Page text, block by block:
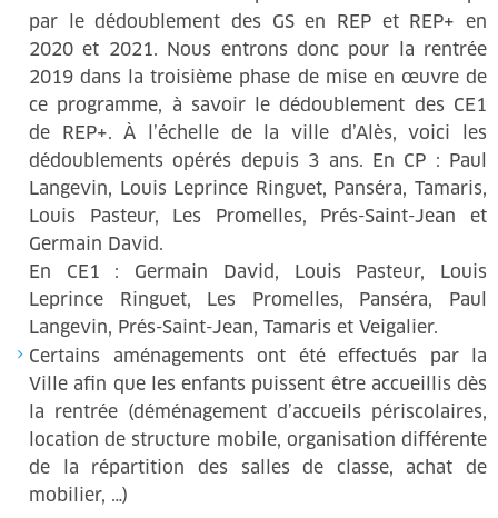
par le dédoublement des GS en REP et REP+ en
2020 et 2021. Nous entrons donc pour la rentrée
2019 dans la troisième phase de mise en œuvre de
ce programme, à savoir le dédoublement des CE1
de REP+. À l’échelle de la ville d’Alès, voici les
dédoublements opérés depuis 3 ans. En CP : Paul
Langevin, Louis Leprince Ringuet, Panséra, Tamaris,
Louis Pasteur, Les Promelles, Prés-Saint-Jean et
Germain David.
En CE1 : Germain David, Louis Pasteur, Louis
Leprince Ringuet, Les Promelles, Panséra, Paul
Langevin, Prés-Saint-Jean, Tamaris et Veigalier.
Certains aménagements ont été effectués par la
Ville afin que les enfants puissent être accueillis dès
la rentrée (déménagement d’accueils périscolaires,
location de structure mobile, organisation différente
de la répartition des salles de classe, achat de
mobilier, …)